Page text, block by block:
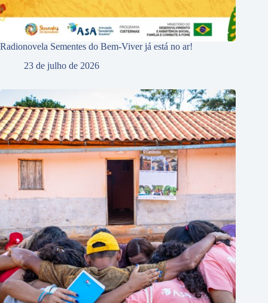
Radionovela Sementes do Bem-Viver já está no ar!
23 de julho de 2026